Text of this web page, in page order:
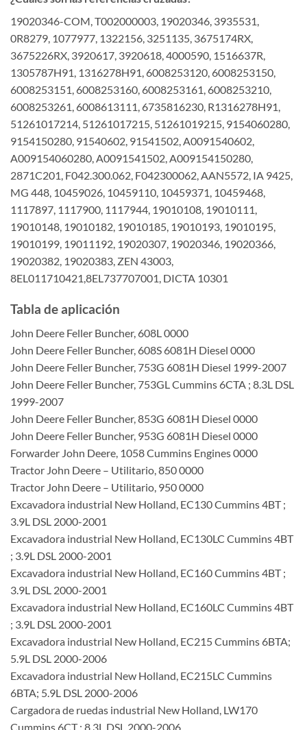
19020346-COM, T002000003, 19020346, 3935531,
0R8279, 1077977, 1322156, 3251135, 3675174RX,
3675226RX, 3920617, 3920618, 4000590, 1516637R,
1305787H91, 1316278H91, 6008253120, 6008253150,
6008253151, 6008253160, 6008253161, 6008253210,
6008253261, 6008613111, 6735816230, R1316278H91,
51261017214, 51261017215, 51261019215, 9154060280,
9154150280, 91540602, 91541502, A0091540602,
A009154060280, A0091541502, A009154150280,
2871C201, F042.300.062, F042300062, AAN5572, IA 9425,
MG 448, 10459026, 10459110, 10459371, 10459468,
1117897, 1117900, 1117944, 19010108, 19010111,
19010148, 19010182, 19010185, 19010193, 19010195,
19010199, 19011192, 19020307, 19020346, 19020366,
19020382, 19020383, ZEN 43003,
8EL011710421,8EL737707001, DICTA 10301
Tabla de aplicación
John Deere Feller Buncher, 608L 0000
John Deere Feller Buncher, 608S 6081H Diesel 0000
John Deere Feller Buncher, 753G 6081H Diesel 1999-2007
John Deere Feller Buncher, 753GL Cummins 6CTA ; 8.3L DSL
1999-2007
John Deere Feller Buncher, 853G 6081H Diesel 0000
John Deere Feller Buncher, 953G 6081H Diesel 0000
Forwarder John Deere, 1058 Cummins Engines 0000
Tractor John Deere – Utilitario, 850 0000
Tractor John Deere – Utilitario, 950 0000
Excavadora industrial New Holland, EC130 Cummins 4BT ;
3.9L DSL 2000-2001
Excavadora industrial New Holland, EC130LC Cummins 4BT
; 3.9L DSL 2000-2001
Excavadora industrial New Holland, EC160 Cummins 4BT ;
3.9L DSL 2000-2001
Excavadora industrial New Holland, EC160LC Cummins 4BT
; 3.9L DSL 2000-2001
Excavadora industrial New Holland, EC215 Cummins 6BTA;
5.9L DSL 2000-2006
Excavadora industrial New Holland, EC215LC Cummins
6BTA; 5.9L DSL 2000-2006
Cargadora de ruedas industrial New Holland, LW170
Cummins 6CT ; 8.3L DSL 2000-2006